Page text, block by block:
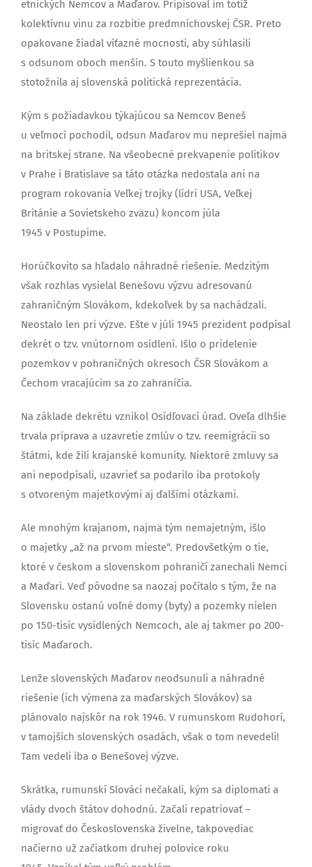
etnických Nemcov a Maďarov. Pripisoval im totiž
kolektívnu vinu za rozbitie predmníchovskej ČSR. Preto
opakovane žiadal víťazné mocnosti, aby súhlasili
s odsunom oboch menšín. S touto myšlienkou sa
stotožnila aj slovenská politická reprezentácia.
Kým s požiadavkou týkajúcou sa Nemcov Beneš
u veľmocí pochodil, odsun Maďarov mu neprešiel najmä
na britskej strane. Na všeobecné prekvapenie politikov
v Prahe i Bratislave sa táto otázka nedostala ani na
program rokovania Veľkej trojky (lídri USA, Veľkej
Británie a Sovietskeho zväzu) koncom júla
1945 v Postupime.
Horúčkovito sa hľadalo náhradné riešenie. Medzitým
však rozhlas vysielal Benešovu výzvu adresovanú
zahraničným Slovákom, kdekoľvek by sa nachádzali.
Neostalo len pri výzve. Ešte v júli 1945 prezident podpísal
dekrét o tzv. vnútornom osídlení. Išlo o pridelenie
pozemkov v pohraničných okresoch ČSR Slovákom a
Čechom vracajúcim sa zo zahraničia.
Na základe dekrétu vznikol Osídľovací úrad. Oveľa dlhšie
trvala príprava a uzavretie zmlúv o tzv. reemigrácii so
štátmi, kde žili krajanské komunity. Niektoré zmluvy sa
ani nepodpísali, uzavrieť sa podarilo iba protokoly
s otvoreným majetkovými aj ďalšími otázkami.
Ale mnohým krajanom, najmä tým nemajetným, išlo
o majetky „až na prvom mieste“. Predovšetkým o tie,
ktoré v českom a slovenskom pohraničí zanechali Nemci
a Maďari. Veď pôvodne sa naozaj počítalo s tým, že na
Slovensku ostanú voľné domy (byty) a pozemky nielen
po 150-tisíc vysídlených Nemcoch, ale aj takmer po 200-
tisíc Maďaroch.
Lenže slovenských Maďarov neodsunuli a náhradné
riešenie (ich výmena za maďarských Slovákov) sa
plánovalo najskôr na rok 1946. V rumunskom Rudohorí,
v tamojších slovenských osadách, však o tom nevedeli!
Tam vedeli iba o Benešovej výzve.
Skrátka, rumunskí Slováci nečakali, kým sa diplomati a
vlády dvoch štátov dohodnú. Začali repatriovať –
migrovať do Československa živelne, takpovediac
načierno už začiatkom druhej polovice roku